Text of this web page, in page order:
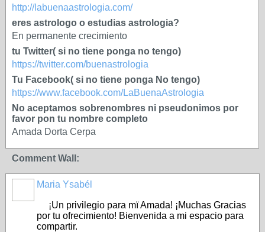
http://labuenaastrologia.com/
eres astrologo o estudias astrologia?
En permanente crecimiento
tu Twitter( si no tiene ponga no tengo)
https://twitter.com/buenastrologia
Tu Facebook( si no tiene ponga No tengo)
https://www.facebook.com/LaBuenaAstrologia
No aceptamos sobrenombres ni pseudonimos por
favor pon tu nombre completo
Amada Dorta Cerpa
Comment Wall:
Maria Ysabél
¡Un privilegio para mï Amada! ¡Muchas Gracias
por tu ofrecimiento! Bienvenida a mi espacio para
compartir.